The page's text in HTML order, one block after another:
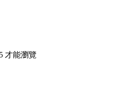
才能瀏覽